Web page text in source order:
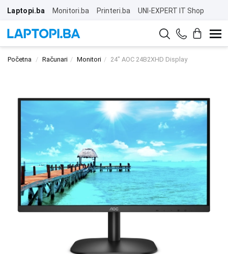
Laptopi.ba Monitori.ba Printeri.ba UNI-EXPERT IT Shop
Početna Računari Monitori 24" AOC 24B2XHD Display